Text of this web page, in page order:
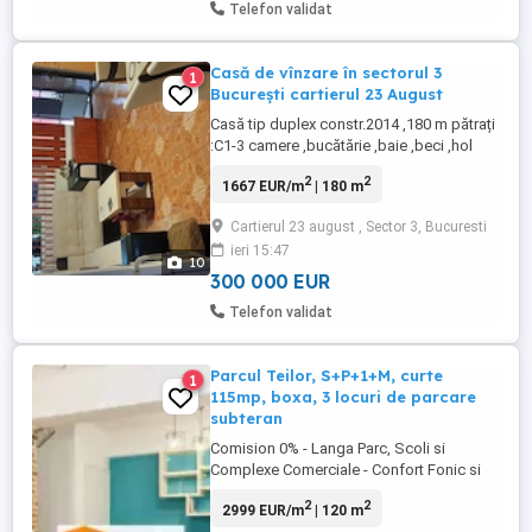
Telefon validat
10
1
Casă de vînzare în sectorul 3
București cartierul 23 August
Casă tip duplex constr.2014 ,180 m pătrați
:C1-3 camere ,bucătărie ,baie ,beci ,hol
40 m pătrați ,pod înalt . Teren 300 m
Pot locui 2 familii separat sau locuință +o
mică afacere(birouri) Zonă liniștită foarte
aproape ...
1667 EUR/m2| 180 m2
Cartierul 23 august , Sector 3, Bucuresti
ieri 15:47
300 000 EUR
Telefon validat
1
Parcul Teilor, S+P+1+M, curte
115mp, boxa, 3 locuri de parcare
subteran
Comision 0% - Langa Parc, Scoli si
Complexe Comerciale - Confort Fonic si
Complet Mobilata si utilata - 4 aparate de
2999 EUR/m2| 120 m2